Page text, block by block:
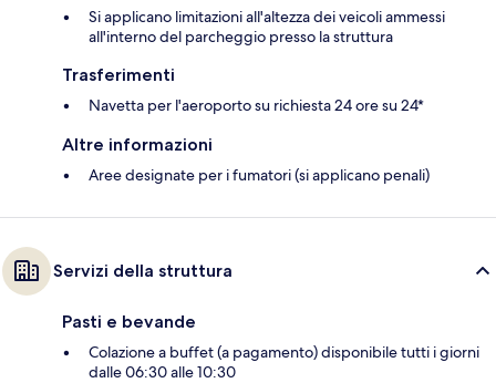
Si applicano limitazioni all'altezza dei veicoli ammessi
all'interno del parcheggio presso la struttura
Trasferimenti
Navetta per l'aeroporto su richiesta 24 ore su 24*
Altre informazioni
Aree designate per i fumatori (si applicano penali)
Servizi della struttura
Pasti e bevande
Colazione a buffet (a pagamento) disponibile tutti i giorni
dalle 06:30 alle 10:30